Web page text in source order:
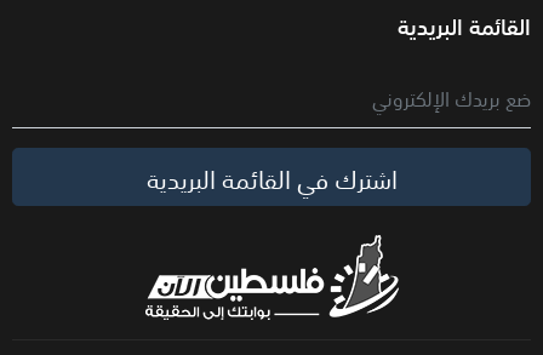
القائمة البريدية
اشترك في القائمة البريدية